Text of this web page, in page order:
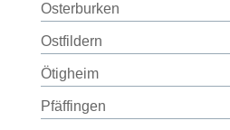
Osterburken
Ostfildern
Ötigheim
Pfäffingen